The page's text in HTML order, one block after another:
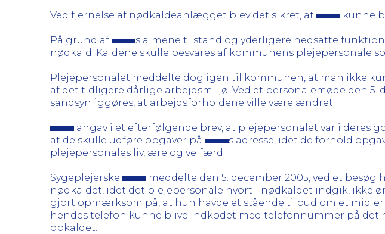
Ved fjernelse af nødkaldeanlægget blev det sikret, at kunne
På grund af
s almene tilstand og yderligere nedsatte
nødkald. Kaldene skulle besvares af kommunens plejepersonale
Plejepersonalet meddelte dog igen til kommunen, at man ikke
af det tidligere dårlige arbejdsmiljø. Ved et personalemøde den
sandsynliggøres, at arbejdsforholdene ville være ændret.
angav i et efterfølgende brev, at plejepersonalet var i
at de skulle udføre opgaver på
s adresse, idet de forhold
plejepersonales liv, ære og velfærd.
Sygeplejerske meddelte den 5. december 2005, ved et besøg
nødkaldet, idet det plejepersonale hvortil nødkaldet indgik, ikke
gjort opmærksom på, at hun havde et stående tilbud om et
hendes telefon kunne blive indkodet med telefonnummer på det
opkaldet.